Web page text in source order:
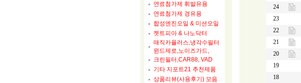
연료첨가제 휘발유용
연료첨가제 경유용
합성엔진오일 & 미션오일
젯트피아 & 나노닥터
매직카플러스,냉각수필터
윈드제로,노이즈가드,
크린필터,CAR88, VAD
기타 지포트21 추천제품
상품리뷰(사용후기) 모음
24
23
22
21
20
19
18